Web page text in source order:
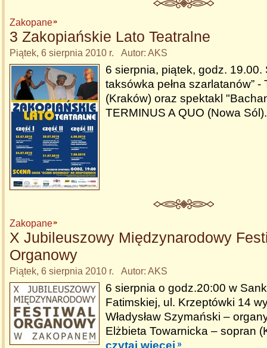
Zakopane
3 Zakopiańskie Lato Teatralne
Piątek, 6 sierpnia 2010 r. Autor: AKS
6 sierpnia, piątek, godz. 19.00.
taksówka pełna szarlatanów” -
(Kraków) oraz spektakl
TERMINUS A QUO (Nowa
Zakopane
X Jubileuszowy Międzynarodowy
Organowy
Piątek, 6 sierpnia 2010 r. Autor: AKS
6 sierpnia o godz.20:00 w
Fatimskiej, ul. Krzeptówki 14
Władysław Szymański –
Elżbieta Towarnicka – sopran
czytaj więcej